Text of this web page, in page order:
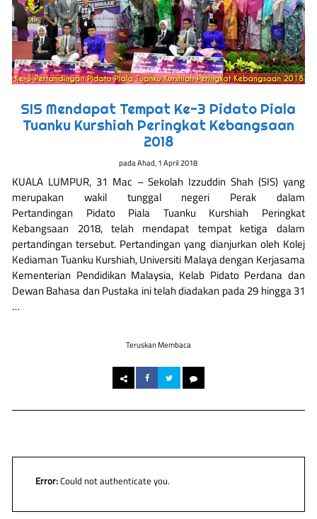
SIS Mendapat Tempat Ke-3 Pidato Piala
Tuanku Kurshiah Peringkat Kebangsaan
2018
padaAhad, 1 April 2018
KUALA LUMPUR, 31 Mac – Sekolah Izzuddin Shah (SIS) yang
merupakan wakil tunggal negeri Perak dalam
Pertandingan Pidato Piala Tuanku Kurshiah Peringkat
Kebangsaan 2018, telah mendapat tempat ketiga dalam
pertandingan tersebut. Pertandingan yang dianjurkan oleh Kolej
Kediaman Tuanku Kurshiah, Universiti Malaya dengan Kerjasama
Kementerian Pendidikan Malaysia, Kelab Pidato Perdana dan
Dewan Bahasa dan Pustaka ini telah diadakan pada 29 hingga 31
…
Teruskan Membaca
Error:Could not authenticate you.